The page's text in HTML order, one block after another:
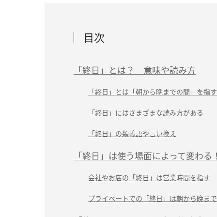
目次
「終日」とは？ 意味や読み方
「終日」とは「朝から晩までの間」を指す
「終日」にはさまざまな読み方がある
「終日」の類義語や言い換え
「終日」は使う場面によって変わる！
会社やお店の「終日」は営業時間を指す
プライベートでの「終日」は朝から晩ま